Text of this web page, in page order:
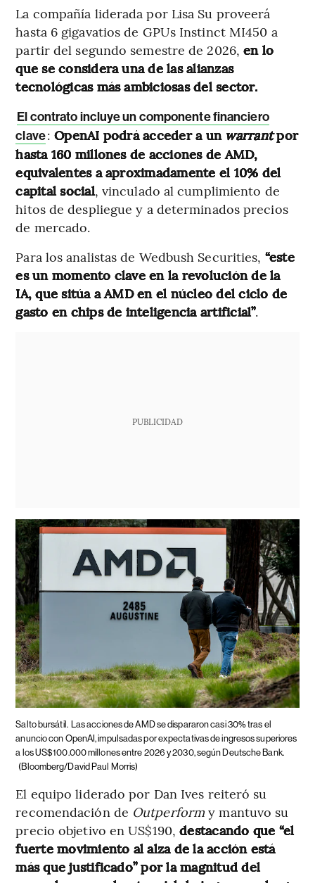
La compañía liderada por Lisa Su proveerá
hasta 6 gigavatios de GPUs Instinct MI450 a
partir del segundo semestre de 2026,en lo
que se considera una de las alianzas
tecnológicas más ambiciosas del sector.
El contrato incluye un componente financiero
clave:OpenAI podrá acceder a un warrantpor
hasta 160 millones de acciones de AMD,
equivalentes a aproximadamente el 10% del
capital social, vinculado al cumplimiento de
hitos de despliegue y a determinados precios
de mercado.
Para los analistas de Wedbush Securities, “este
es un momento clave en la revolución de la
IA, que sitúa a AMD en el núcleo del ciclo de
gasto en chips de inteligencia artificial”.
PUBLICIDAD
Salto bursátil. Las acciones de AMD se dispararon casi 30% tras el
anuncio con OpenAI, impulsadas por expectativas de ingresos superiores
a los US$100.000 millones entre 2026 y 2030, según Deutsche Bank.
(Bloomberg/David Paul Morris)
El equipo liderado por Dan Ives reiteró su
recomendación de Outperformy mantuvo su
precio objetivo en US$190,destacando que “el
fuerte movimiento al alza de la acción está
más que justificado” por la magnitud del